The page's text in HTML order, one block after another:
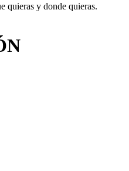
quieras y donde quieras.